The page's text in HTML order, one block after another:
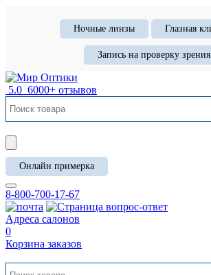
Ночные линзы Глазная
Запись на проверку зрения
5.0 6000+ отзывов
Онлайн примерка
8-800-700-17-67
Адреса салонов
0
Корзина заказов